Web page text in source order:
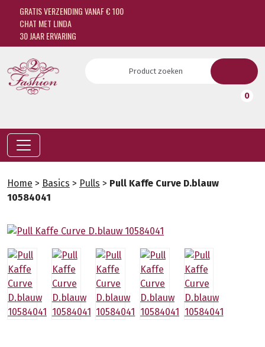
GRATIS VERZENDING VANAF € 100
CHAT MET LINDA
30 JAAR ERVARING
0
Home > Basics > Pulls > Pull Kaffe Curve D.blauw
10584041